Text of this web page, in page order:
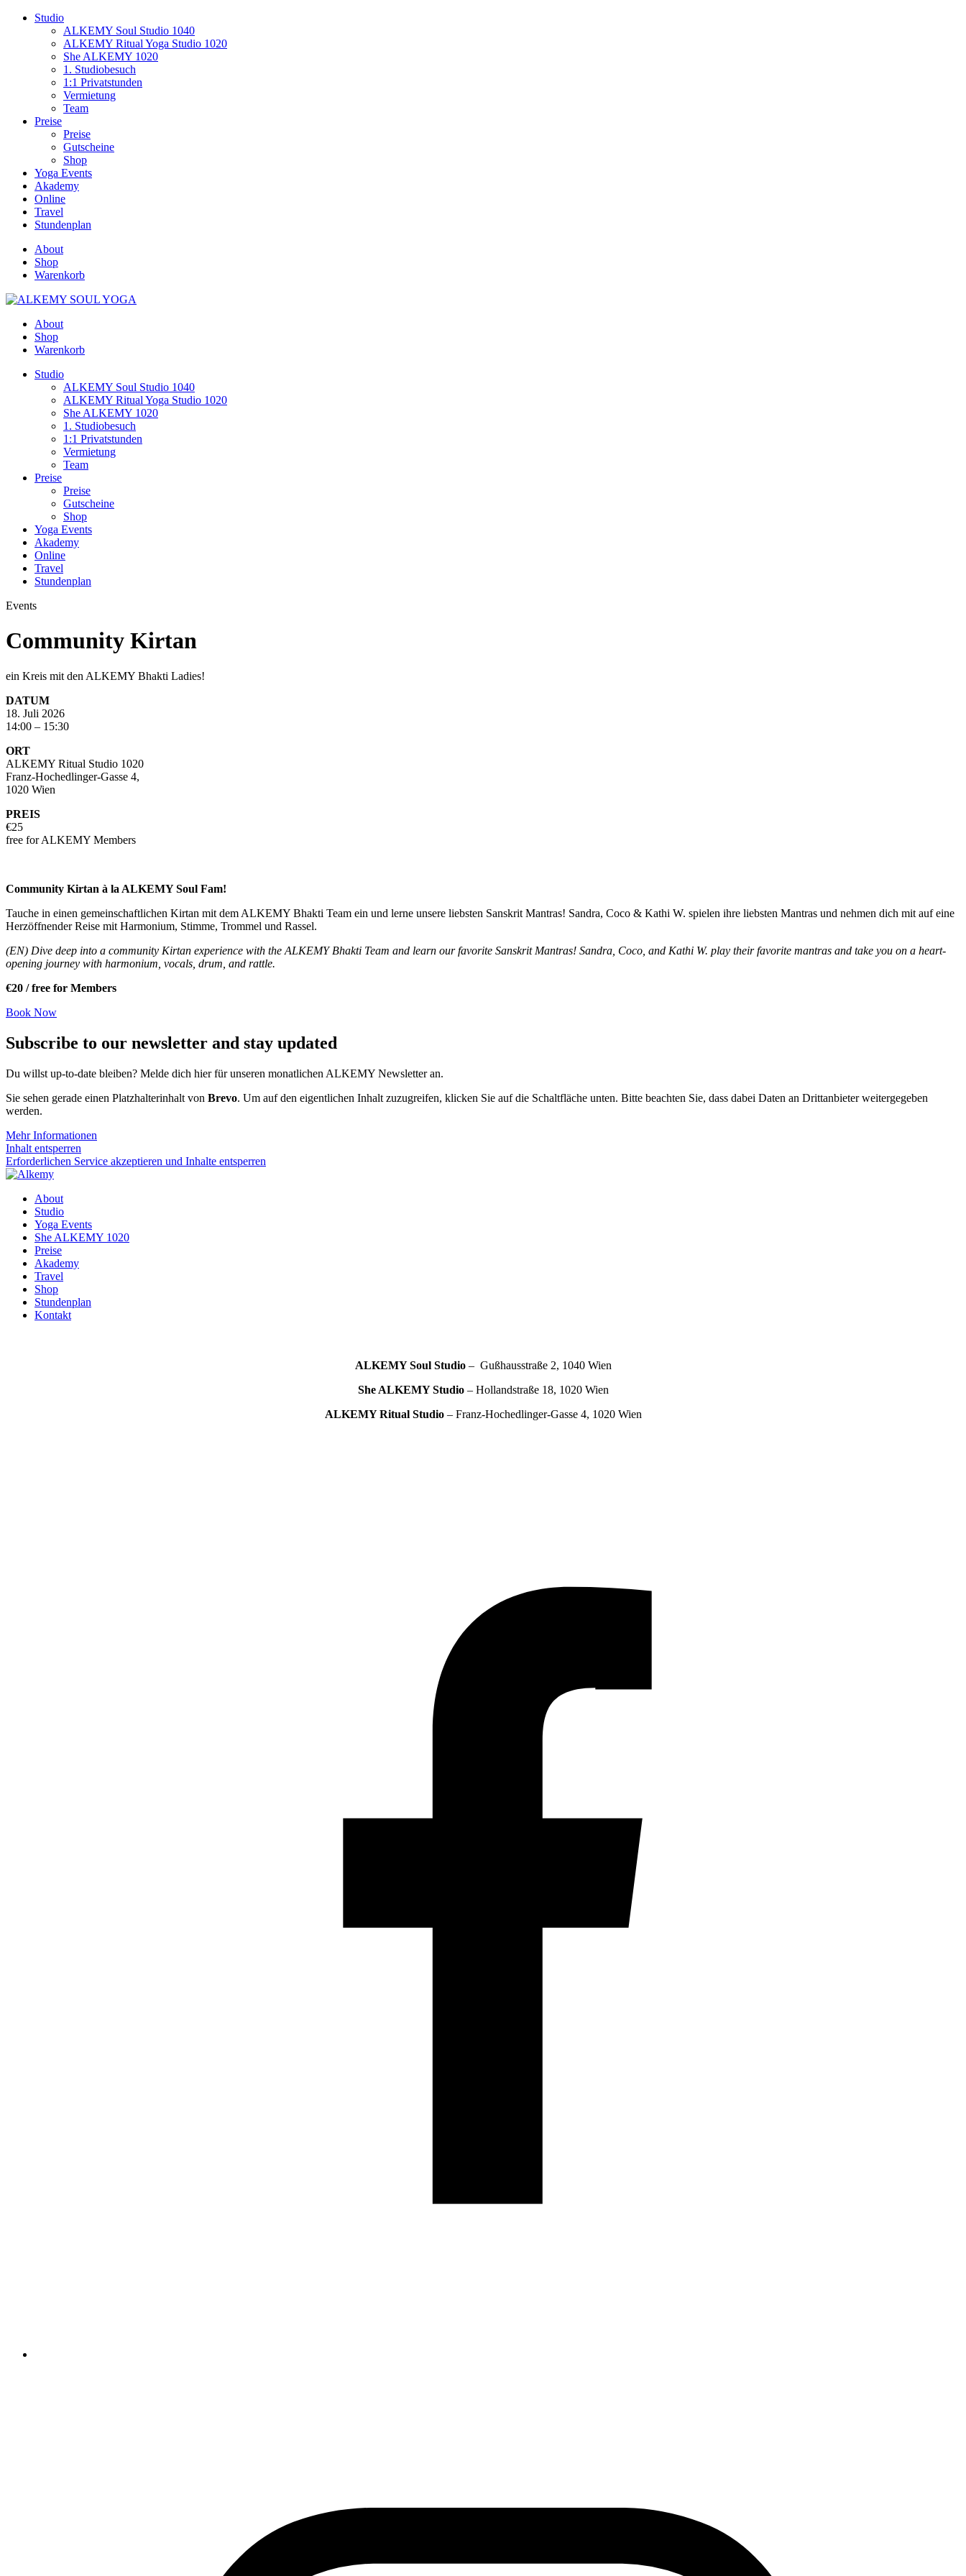
Studio
ALKEMY Soul Studio 1040
ALKEMY Ritual Yoga Studio 1020
She ALKEMY 1020
1. Studiobesuch
1:1 Privatstunden
Vermietung
Team
Preise
Preise
Gutscheine
Shop
Yoga Events
Akademy
Online
Travel
Stundenplan
About
Shop
Warenkorb
About
Shop
Warenkorb
Studio
ALKEMY Soul Studio 1040
ALKEMY Ritual Yoga Studio 1020
She ALKEMY 1020
1. Studiobesuch
1:1 Privatstunden
Vermietung
Team
Preise
Preise
Gutscheine
Shop
Yoga Events
Akademy
Online
Travel
Stundenplan
Events
Community Kirtan
ein Kreis mit den ALKEMY Bhakti Ladies!
DATUM
18. Juli 2026
14:00 – 15:30
ORT
ALKEMY Ritual Studio 1020
Franz-Hochedlinger-Gasse 4,
1020 Wien
PREIS
€25
free for ALKEMY Members
Community Kirtan à la ALKEMY Soul Fam!
Tauche in einen gemeinschaftlichen Kirtan mit dem ALKEMY Bhakti Team ein und lerne unsere liebsten Sanskrit Mantras! Sandra, Coco & Kathi W. spielen ihre liebsten Mantras und nehmen dich mit auf eine
Herzöffnender Reise mit Harmonium, Stimme, Trommel und Rassel.
(EN) Dive deep into a community Kirtan experience with the ALKEMY Bhakti Team and learn our favorite Sanskrit Mantras! Sandra, Coco, and Kathi W. play their favorite mantras and take you on a heart-
opening journey with harmonium, vocals, drum, and rattle.
€20 / free for Members
Book Now
Subscribe to our newsletter and stay updated
Du willst up-to-date bleiben? Melde dich hier für unseren monatlichen ALKEMY Newsletter an.
Sie sehen gerade einen Platzhalterinhalt von Brevo. Um auf den eigentlichen Inhalt zuzugreifen, klicken Sie auf die Schaltfläche unten. Bitte beachten Sie, dass dabei Daten an Drittanbieter weitergegeben
werden.
Mehr Informationen
Inhalt entsperren
Erforderlichen Service akzeptieren und Inhalte entsperren
About
Studio
Yoga Events
She ALKEMY 1020
Preise
Akademy
Travel
Shop
Stundenplan
Kontakt
ALKEMY Soul Studio– Gußhausstraße 2, 1040 Wien
She ALKEMYStudio– Hollandstraße 18, 1020 Wien
ALKEMY Ritual Studio– Franz-Hochedlinger-Gasse 4, 1020 Wien